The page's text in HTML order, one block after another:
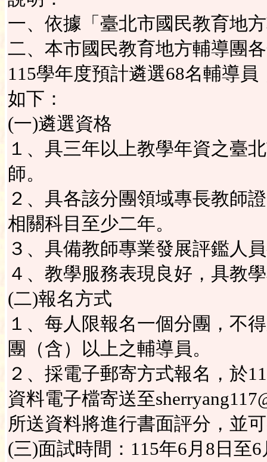
一、依據「臺北市國民教育地
二、本市國民教育地方輔導團
115學年度預計遴選68名輔導
如下：
(一)遴選資格
１、具三年以上教學年資之臺
師。
２、具各該分團領域專長教師
相關科目至少二年。
３、具備教師專業發展評鑑人
４、教學服務表現良好，具教
(二)報名方式
１、每人限報名一個分團，不
團（含）以上之輔導員。
２、採電子郵寄方式報名，於
資料電子檔寄送至
所送資料將進行書面評分，並
(三)面試時間：115年6月8日至